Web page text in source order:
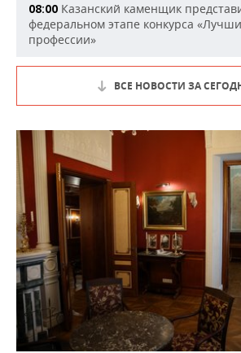
08:00 Казанский каменщик
федеральном этапе конкурса
профессии»
ВСЕ НОВОСТИ ЗА